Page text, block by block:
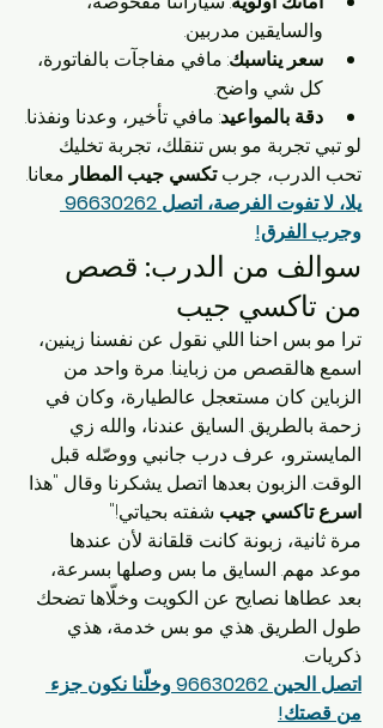
والسايقين مدربين.
سعر يناسبك: مافي مفاجآت بالفاتورة،
كل شي واضح.
دقة بالمواعيد: مافي تأخير، وعدنا ونفذنا.
لو تبي تجربة مو بس تنقلك، تجربة تخليك
تحب الدرب، جرب تكسي جيب المطار معانا.
وجرب الفرق!
سوالف من الدرب: قصص
من تاكسي جيب
ترا مو بس احنا اللي نقول عن نفسنا زينين،
اسمع هالقصص من زباينا. مرة واحد من
الزباين كان مستعجل عالطيارة، وكان في
زحمة بالطريق. السايق عندنا، والله زي
المايسترو، عرف درب جانبي ووصّله قبل
الوقت. الزبون بعدها اتصل يشكرنا وقال "هذا
اسرع تاكسي جيب شفته بحياتي!"
مرة ثانية، زبونة كانت قلقانة لأن عندها
موعد مهم. السايق ما بس وصلها بسرعة،
بعد عطاها نصايح عن الكويت وخلّاها تضحك
طول الطريق. هذي مو بس خدمة، هذي
ذكريات.
اتصل الحين 96630262 وخلّنا نكون جزء
من قصتك!